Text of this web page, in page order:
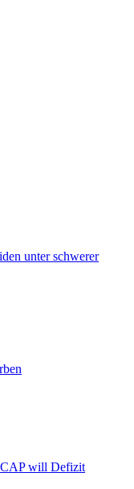
unter schwerer
will Defizit